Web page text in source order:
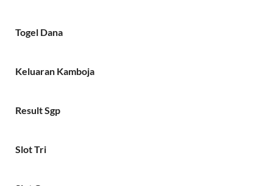
Togel Dana
Keluaran Kamboja
Result Sgp
Slot Tri